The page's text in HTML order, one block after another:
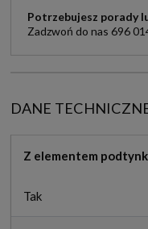
Potrzebujesz porady
Zadzwoń do nas 696
DANE
Z elementem
Tak